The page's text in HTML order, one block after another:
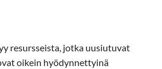
resursseista, jotka uusiutuvat
oikein hyödynnettyinä